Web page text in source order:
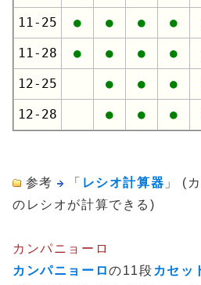
11-25 ● ● ● ●
11-28 ● ● ● ●
12-25 ● ● ●
12-28 ● ● ●
参考 「 レシオ計算器 」 (
のレシオが計算できる)
カンパニョーロ
カンパニョーロの11段 カセッ